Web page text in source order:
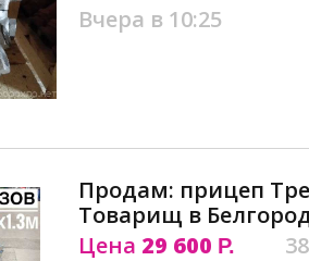
Вчера в 10:25
Продам: прицеп
Товарищ в
Цена 29 600 Р.